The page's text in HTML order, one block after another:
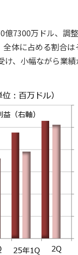
7300万ドル、調
体に占める割合
、小幅ながら業績